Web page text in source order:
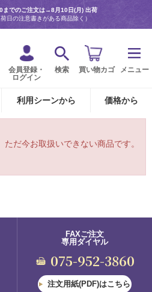
までのご注文は→8月10日(月) 出荷
日の注意書きがある商品除く）
会員登録・
ログイン
検索 買い物カゴ メニュー
利用シーンから 価格から
だ今お取扱いできない商品です。
FAXご注文
専用ダイヤル
075-952-3860
注文用紙(PDF)はこちら